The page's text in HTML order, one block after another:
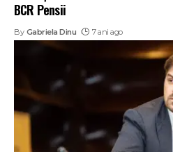
BCR Pensii
By Gabriela Dinu 7 ani ago